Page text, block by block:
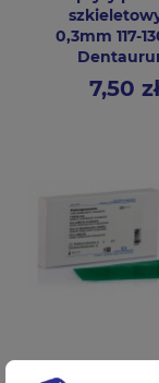
0,3mm 117-
7,50